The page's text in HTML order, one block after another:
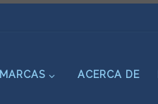
MARCAS ACERCA DE